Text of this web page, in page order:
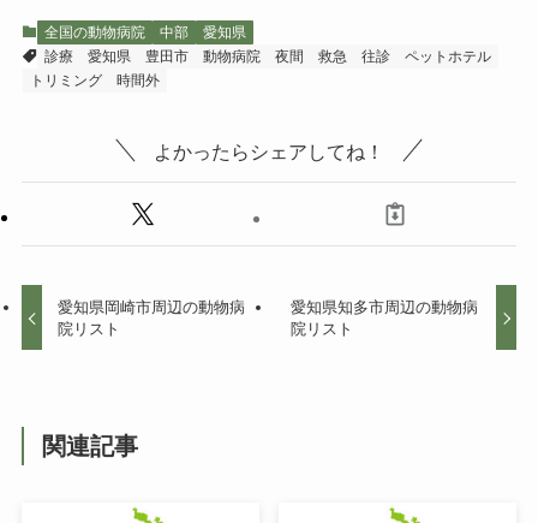
全国の動物病院 中部
愛知県
診療
愛知県 豊田市 動物病院 夜間 救急 往診
ペットホテル
トリミング
時間外
よかったらシェアしてね！
愛知県岡崎市周辺の動物病
院リスト
愛知県知多市周辺の動物病
院リスト
関連記事